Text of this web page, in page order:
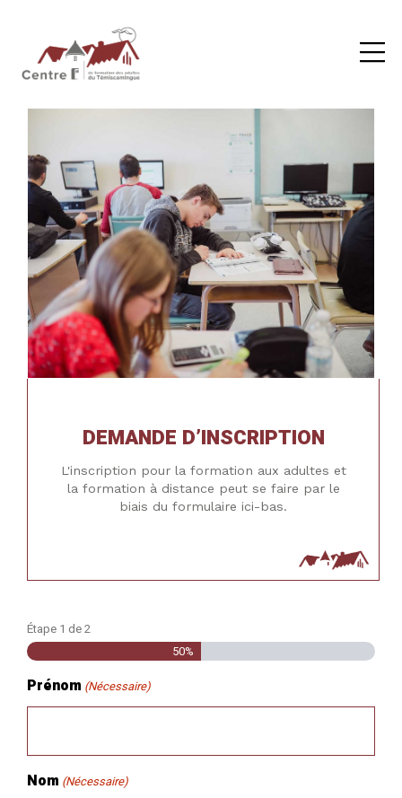
DEMANDE D’INSCRIPTION
L'inscription pour la formation aux adultes et
la formation à distance peut se faire par le
biais du formulaire ici-bas.
Étape 1 de2
50%
Prénom (Nécessaire)
Nom (Nécessaire)